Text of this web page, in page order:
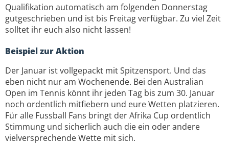
Qualifikation automatisch am folgenden Donnerstag
gutgeschrieben und ist bis Freitag verfügbar. Zu viel Zeit
solltet ihr euch also nicht lassen!
Beispiel zur Aktion
Der Januar ist vollgepackt mit Spitzensport. Und das
eben nicht nur am Wochenende. Bei den Australian
Open im Tennis könnt ihr jeden Tag bis zum 30. Januar
noch ordentlich mitfiebern und eure Wetten platzieren.
Für alle Fussball Fans bringt der Afrika Cup ordentlich
Stimmung und sicherlich auch die ein oder andere
vielversprechende Wette mit sich.